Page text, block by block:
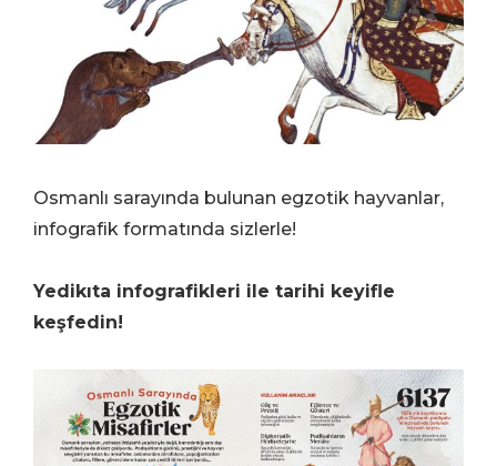
Osmanlı sarayında bulunan egzotik hayvanlar,
infografik formatında sizlerle!
Yedikıta infografikleri ile tarihi keyifle
keşfedin!